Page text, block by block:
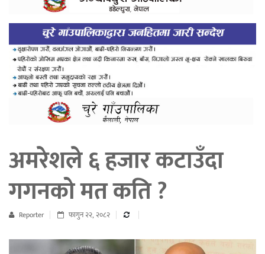
अमरेशले ६ हजार कटाउँदा
गगनको मत कति ?
Reporter फागुन २२, २०८२